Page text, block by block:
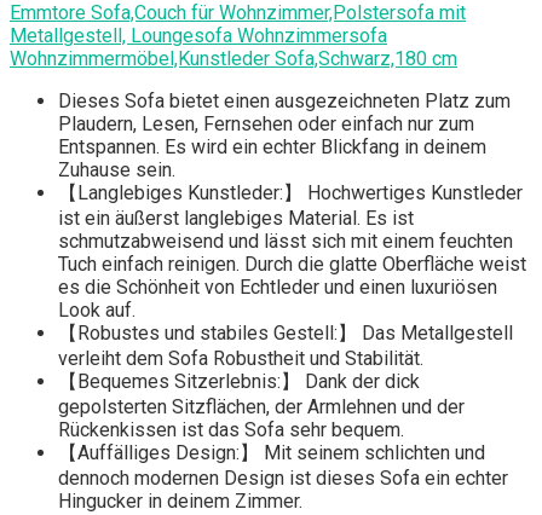
Emmtore Sofa,Couch für Wohnzimmer,Polstersofa mit
Metallgestell, Loungesofa Wohnzimmersofa
Wohnzimmermöbel,Kunstleder Sofa,Schwarz,180 cm
Dieses Sofa bietet einen ausgezeichneten Platz zum
Plaudern, Lesen, Fernsehen oder einfach nur zum
Entspannen. Es wird ein echter Blickfang in deinem
Zuhause sein.
【Langlebiges Kunstleder:】 Hochwertiges Kunstleder
ist ein äußerst langlebiges Material. Es ist
schmutzabweisend und lässt sich mit einem feuchten
Tuch einfach reinigen. Durch die glatte Oberfläche weist
es die Schönheit von Echtleder und einen luxuriösen
Look auf.
【Robustes und stabiles Gestell:】 Das Metallgestell
verleiht dem Sofa Robustheit und Stabilität.
【Bequemes Sitzerlebnis:】 Dank der dick
gepolsterten Sitzflächen, der Armlehnen und der
Rückenkissen ist das Sofa sehr bequem.
【Auffälliges Design:】 Mit seinem schlichten und
dennoch modernen Design ist dieses Sofa ein echter
Hingucker in deinem Zimmer.